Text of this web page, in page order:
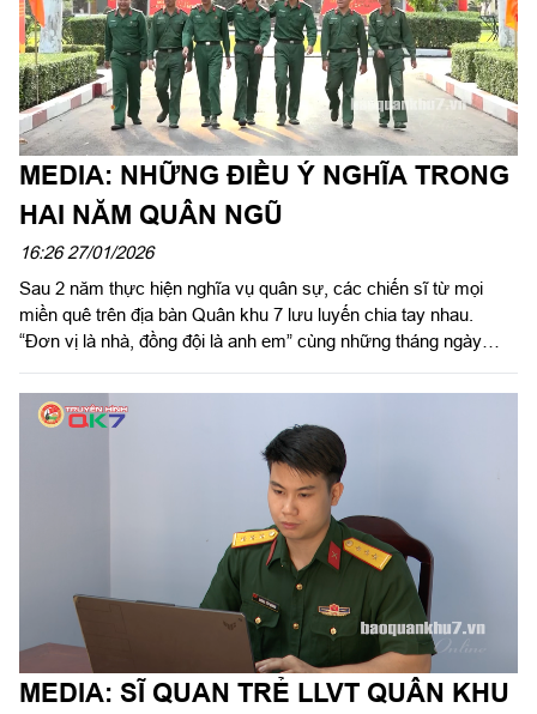
MEDIA: NHỮNG ĐIỀU Ý NGHĨA TRONG
HAI NĂM QUÂN NGŨ
16:26 27/01/2026
Sau 2 năm thực hiện nghĩa vụ quân sự, các chiến sĩ từ mọi
miền quê trên địa bàn Quân khu 7 lưu luyến chia tay nhau.
“Đơn vị là nhà, đồng đội là anh em” cùng những tháng ngày
niệm không bao giờ quên trong lòng mỗi người.
MEDIA: SĨ QUAN TRẺ LLVT QUÂN KHU